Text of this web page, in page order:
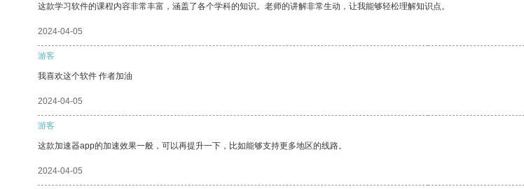
这款学习软件的课程内容非常丰富，涵盖了各个学科的知识。老师的讲解非常生动，让我能够轻松理解知识点。
2024-04-05
游客
我喜欢这个软件 作者加油
2024-04-05
游客
这款加速器app的加速效果一般，可以再提升一下，比如能够支持更多地区的线路。
2024-04-05